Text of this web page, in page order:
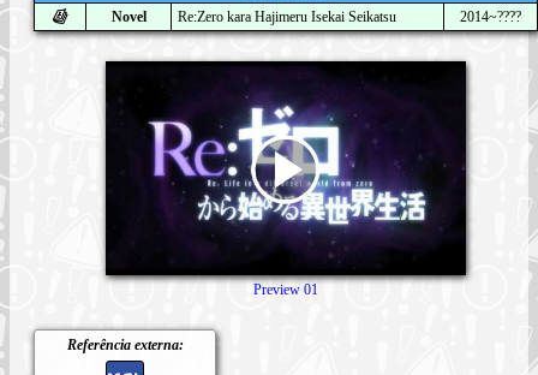
Novel
Re:Zero kara Hajimeru Isekai Seikatsu 2014~????
Referência externa:
Preview 01